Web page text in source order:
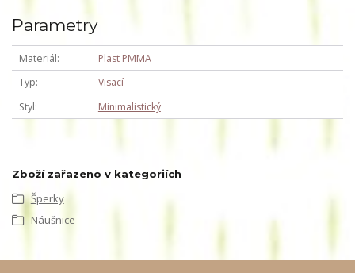
Parametry
Materiál
Plast PMMA
Typ
Visací
Styl
Minimalistický
Zboží zařazeno v kategoriích
Šperky
Náušnice